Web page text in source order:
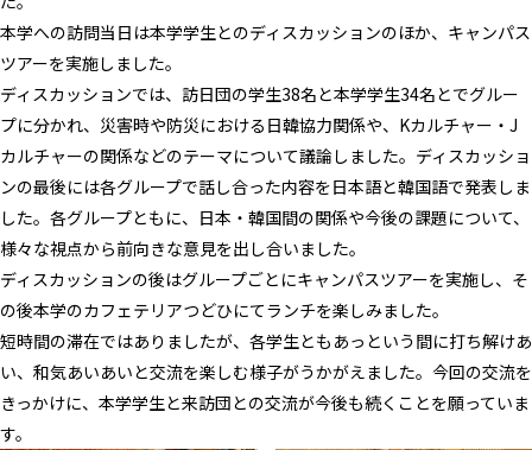
本学への訪問当日は本学学生とのディスカッションのほか、キャンパス
ツアーを実施しました。
ディスカッションでは、訪日団の学生38名と本学学生34名とでグルー
プに分かれ、災害時や防災における日韓協力関係や、Kカルチャー・J
カルチャーの関係などのテーマについて議論しました。ディスカッショ
ンの最後には各グループで話し合った内容を日本語と韓国語で発表しま
した。各グループともに、日本・韓国間の関係や今後の課題について、
様々な視点から前向きな意見を出し合いました。
ディスカッションの後はグループごとにキャンパスツアーを実施し、そ
の後本学のカフェテリアつどひにてランチを楽しみました。
短時間の滞在ではありましたが、各学生ともあっという間に打ち解けあ
い、和気あいあいと交流を楽しむ様子がうかがえました。今回の交流を
きっかけに、本学学生と来訪団との交流が今後も続くことを願っていま
す。